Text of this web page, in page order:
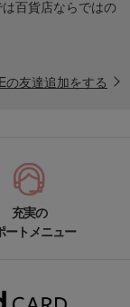
百貨店ならではの
の友達追加をする
充実の
ートメニュー